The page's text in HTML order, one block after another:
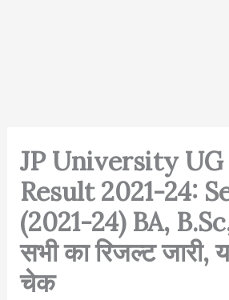
JP University UG
Result 2021-24:
(2021-24) BA,
सभी का रिजल्ट जारी,
चेक